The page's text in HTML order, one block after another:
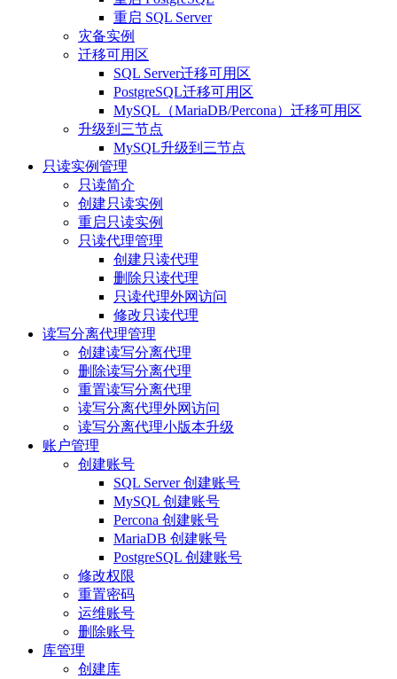
重启 SQL Server
灾备实例
迁移可用区
SQL Server迁移可用区
PostgreSQL迁移可用区
MySQL（MariaDB/Percona）迁移可用区
升级到三节点
MySQL升级到三节点
只读实例管理
只读简介
创建只读实例
重启只读实例
只读代理管理
创建只读代理
删除只读代理
只读代理外网访问
修改只读代理
读写分离代理管理
创建读写分离代理
删除读写分离代理
重置读写分离代理
读写分离代理外网访问
读写分离代理小版本升级
账户管理
创建账号
SQL Server 创建账号
MySQL 创建账号
Percona 创建账号
MariaDB 创建账号
PostgreSQL 创建账号
修改权限
重置密码
运维账号
删除账号
库管理
创建库